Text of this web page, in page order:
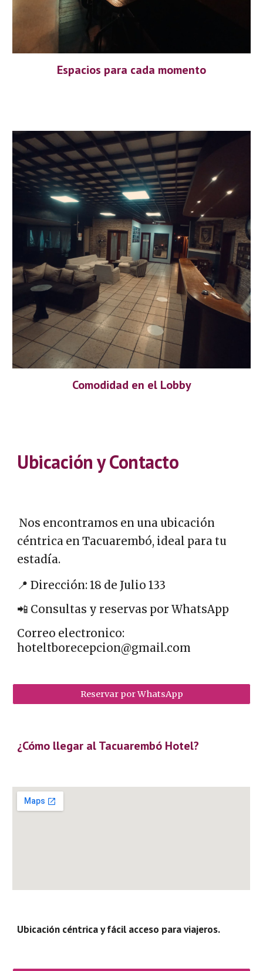
Espacios para cada momento
Comodidad en el Lobby
Ubicación y Contacto
Nos encontramos en una ubicación
céntrica en Tacuarembó, ideal para tu
estadía.
📍 Dirección: 18 de Julio 133
📲 Consultas y reservas por WhatsApp
Correo electronico:
hoteltborecepcion@gmail.com
Reservar por WhatsApp
¿Cómo llegar al Tacuarembó Hotel?
Ubicación céntrica y fácil acceso para viajeros.